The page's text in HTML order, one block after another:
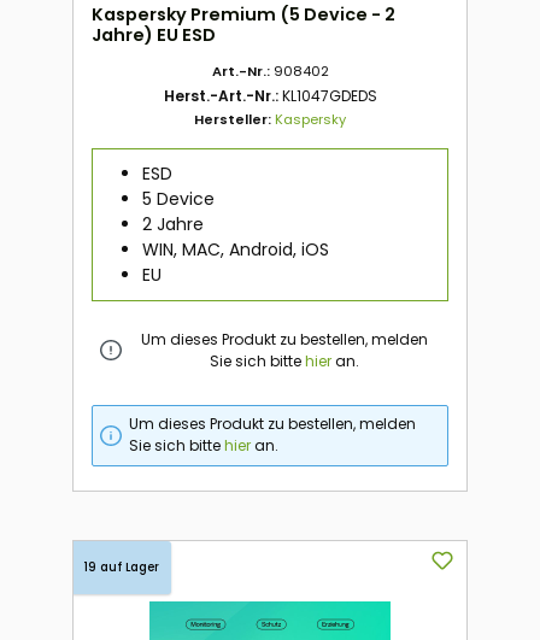
Kaspersky Premium (5 Device - 2
Jahre) EU ESD
Art.-Nr.: 908402
Herst.-Art.-Nr.:KL1047GDEDS
Hersteller:Kaspersky
ESD
5 Device
2 Jahre
WIN, MAC, Android, iOS
EU
Um dieses Produkt zu bestellen, melden
Sie sich bittehieran.
Um dieses Produkt zu bestellen, melden
Sie sich bittehieran.
19 auf Lager